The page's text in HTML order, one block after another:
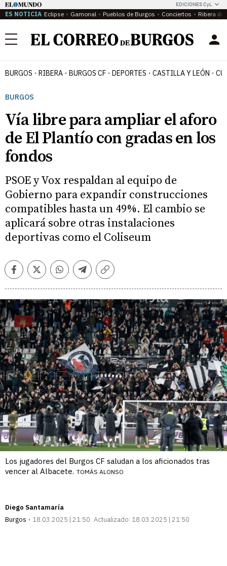
EDICIONES CyL
ES NOTICIA Eclipse Gamonal Pueblos de Burgos Conciertos Ribera del
Menú
BURGOS RIBERA BURGOS CF DEPORTES CASTILLA Y LEÓN
BURGOS
Vía libre para ampliar el aforo
de El Plantío con gradas en los
fondos
PSOE y Vox respaldan al equipo de
Gobierno para expandir construcciones
compatibles hasta un 49%. El cambio se
aplicará sobre otras instalaciones
deportivas como el Coliseum
FacebookTwitterWhatsappTelegramCopiar
Los jugadores del Burgos CF saludan a los aficionados tras
vencer al Albacete. TOMÁS ALONSO
Diego Santamaría
Burgos
18.03.2025 | 21:50 Actualizado: 18.03.2025 | 21:50